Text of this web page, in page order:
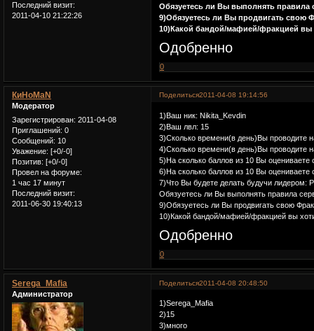
Последний визит:
2011-04-10 21:22:26
Обязуетесь ли Вы выполнять правила
9)Обязуетесь ли Вы продвигать свою
10)Какой бандой/мафией/фракцией вы
Одобренно
0
Поделиться2011-04-08 19:14:56
КиНоMaN
Модератор
Зарегистрирован: 2011-04-08
Приглашений: 0
Сообщений: 10
Уважение: [+0/-0]
Позитив: [+0/-0]
Провел на форуме:
1 час 17 минут
Последний визит:
2011-06-30 19:40:13
1)Ваш ник: Nikita_Kevdin
2)Ваш лвл: 15
3)Сколько времени(в день)Вы проводите
4)Сколько времени(в день)Вы проводите
5)На сколько баллов из 10 Вы
6)На сколько баллов из 10 Вы оцениваете
7)Что Вы будете делать будучи лидером:
Обязуетесь ли Вы выполнять правила
9)Обязуетесь ли Вы продвигать свою
10)Какой бандой/мафией/фракцией вы
Одобренно
0
Поделиться2011-04-08 20:48:50
Serega_Mafia
Администратор
1)Serega_Mafia
2)15
3)много